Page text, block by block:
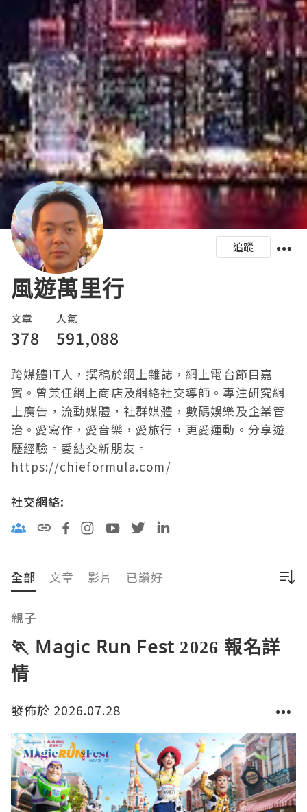
追蹤
風遊萬里行
文章
378
人氣
591,088
跨媒體IT人，撰稿於網上雜誌，網上電台節目嘉
賓。曾兼任網上商店及網絡社交導師。專注研究網
上廣告，流動媒體，社群媒體，數碼娛樂及企業管
治。愛寫作，愛音樂，愛旅行，更愛運動。分享遊
歷經驗。愛結交新朋友。
https://chieformula.com/
社交網絡:
全部 文章 影片 已讚好
親子
🏃 Magic Run Fest 2026 報名詳
情
發佈於 2026.07.28